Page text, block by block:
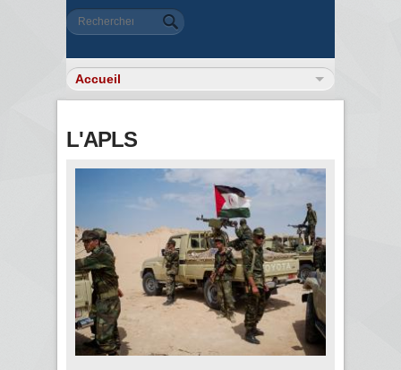
Formulaire de recherche
Rechercher
L'APLS